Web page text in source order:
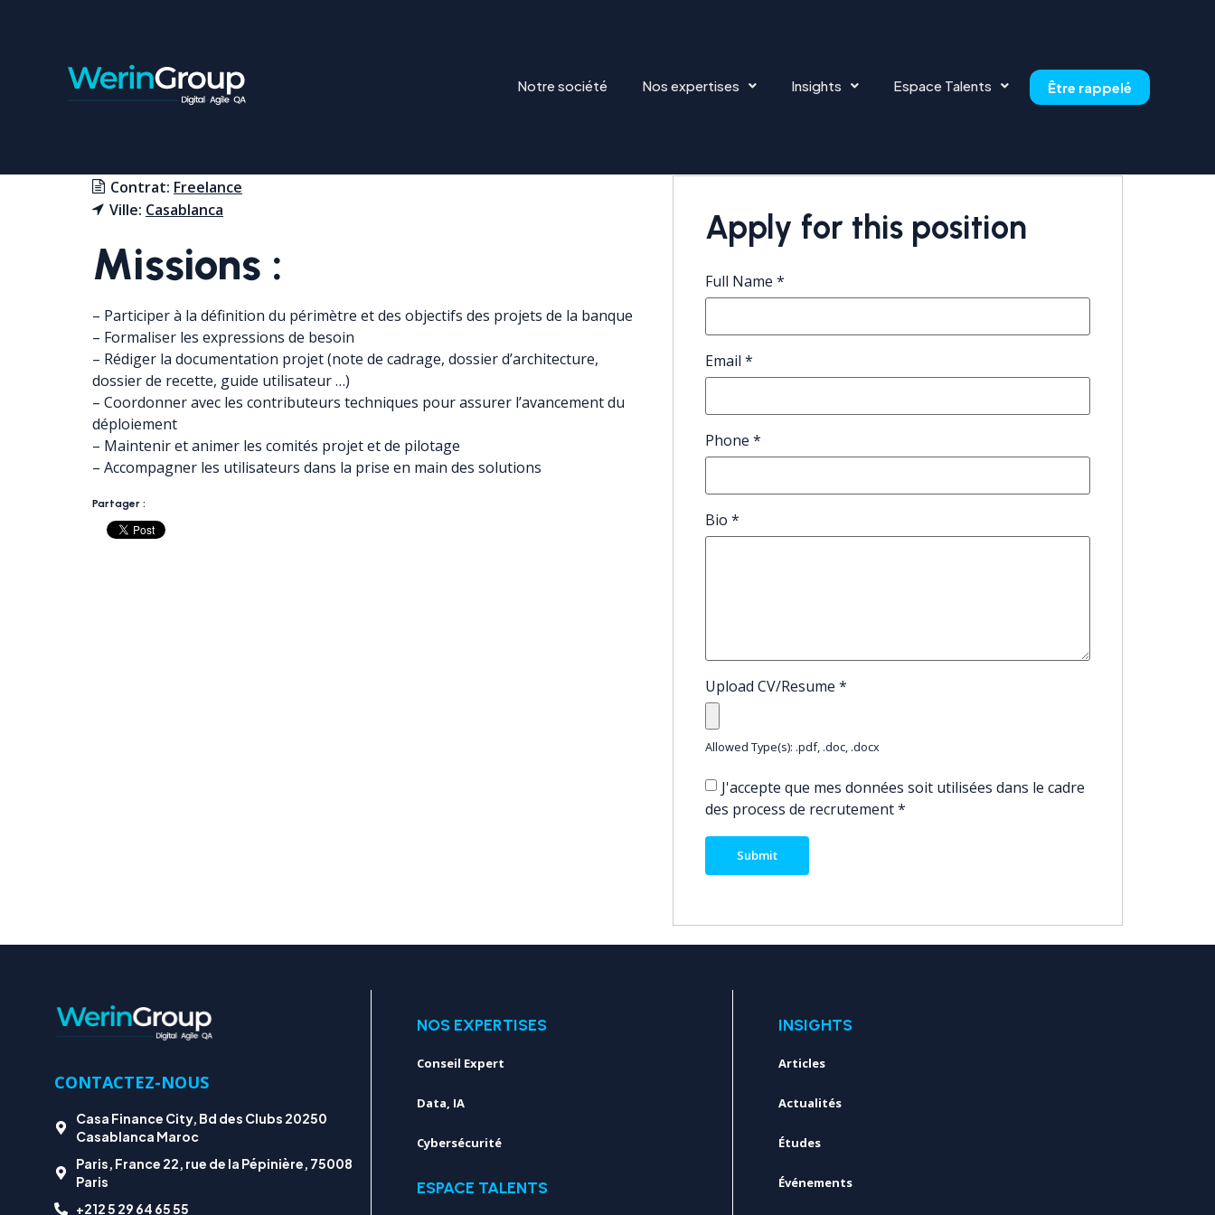
Notre société Nos expertises Insights Espace Talents Être rappelé
Contrat: Freelance
Ville: Casablanca
Missions :
– Participer à la définition du périmètre et des objectifs des projets de la banque
– Formaliser les expressions de besoin
– Rédiger la documentation projet (note de cadrage, dossier d’architecture,
dossier de recette, guide utilisateur …)
– Coordonner avec les contributeurs techniques pour assurer l’avancement du
déploiement
– Maintenir et animer les comités projet et de pilotage
– Accompagner les utilisateurs dans la prise en main des solutions
Partager :
Apply for this position
Full Name *
Email *
Phone *
Bio *
Upload CV/Resume *
Allowed Type(s): .pdf, .doc, .docx
J'accepte que mes données soit utilisées dans le cadre
des process de recrutement*
CONTACTEZ-NOUS
Casa Finance City, Bd des Clubs 20250
Casablanca Maroc
Paris, France 22, rue de la Pépinière, 75008
Paris
+212 5 29 64 65 55
NOS EXPERTISES
Conseil Expert
Data, IA
Cybersécurité
ESPACE TALENTS
INSIGHTS
Articles
Actualités
Études
Événements